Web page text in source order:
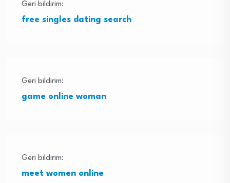
Geri bildirim:
free singles dating search
Geri bildirim:
game online woman
Geri bildirim:
meet women online